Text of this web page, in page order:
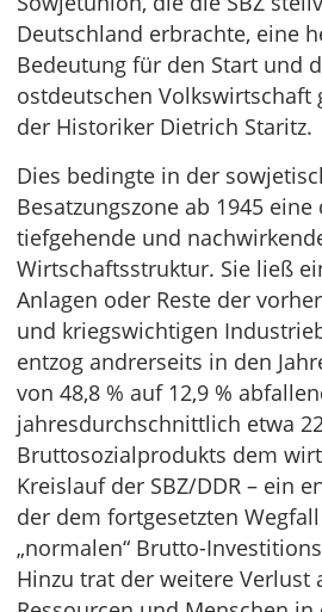
Deutschland erbrachte, eine
Bedeutung für den Start und
ostdeutschen Volkswirtschaft
der Historiker Dietrich Staritz.
Dies bedingte in der
Besatzungszone ab 1945
tiefgehende und
Wirtschaftsstruktur. Sie ließ
Anlagen oder Reste der
und kriegswichtigen
entzog andrerseits in den
von 48,8 % auf 12,9 %
jahresdurchschnittlich etwa
Bruttosozialprodukts dem
Kreislauf der SBZ/DDR – ein
der dem fortgesetzten
„normalen“ Brutto-
Hinzu trat der weitere Verlust